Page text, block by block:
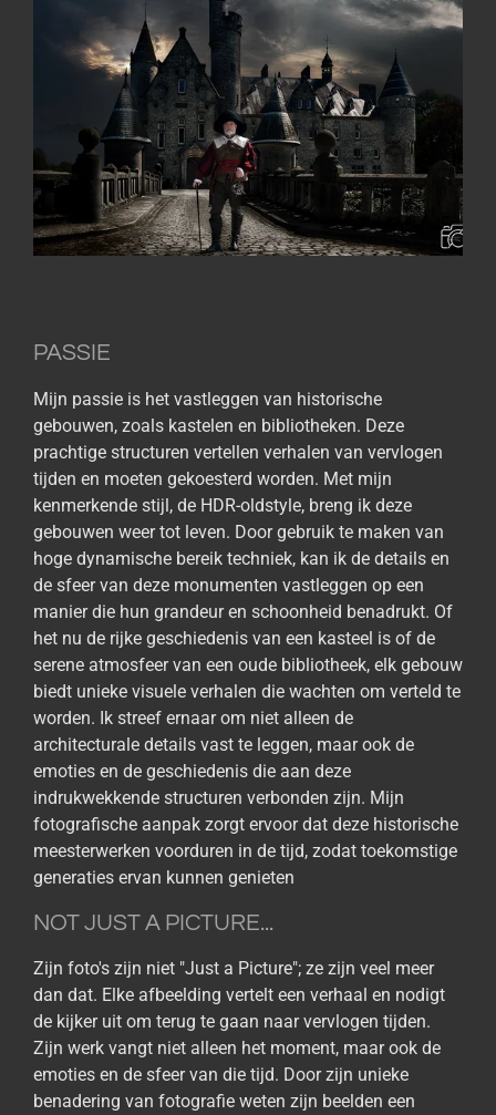
PASSIE
Mijn passie is het vastleggen van historische
gebouwen, zoals kastelen en bibliotheken. Deze
prachtige structuren vertellen verhalen van vervlogen
tijden en moeten gekoesterd worden. Met mijn
kenmerkende stijl, de HDR-oldstyle, breng ik deze
gebouwen weer tot leven. Door gebruik te maken van
hoge dynamische bereik techniek, kan ik de details en
de sfeer van deze monumenten vastleggen op een
manier die hun grandeur en schoonheid benadrukt. Of
het nu de rijke geschiedenis van een kasteel is of de
serene atmosfeer van een oude bibliotheek, elk gebouw
biedt unieke visuele verhalen die wachten om verteld te
worden. Ik streef ernaar om niet alleen de
architecturale details vast te leggen, maar ook de
emoties en de geschiedenis die aan deze
indrukwekkende structuren verbonden zijn. Mijn
fotografische aanpak zorgt ervoor dat deze historische
meesterwerken voorduren in de tijd, zodat toekomstige
generaties ervan kunnen genieten
NOT JUST A PICTURE...
Zijn foto's zijn niet "Just a Picture"; ze zijn veel meer
dan dat. Elke afbeelding vertelt een verhaal en nodigt
de kijker uit om terug te gaan naar vervlogen tijden.
Zijn werk vangt niet alleen het moment, maar ook de
emoties en de sfeer van die tijd. Door zijn unieke
benadering van fotografie weten zijn beelden een